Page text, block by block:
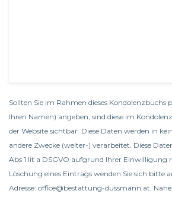
Sollten Sie im Rahmen dieses Kondolenzbuchs
Ihren Namen) angeben, sind diese im
der Website sichtbar. Diese Daten werden in
andere Zwecke (weiter-) verarbeitet. Diese
Abs 1 lit a DSGVO aufgrund Ihrer Einwilligung
Löschung eines Eintrags wenden Sie sich bitte
Adresse: office@bestattung-dussmann.at.